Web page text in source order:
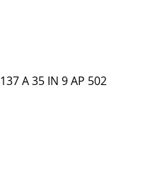
A 35 IN 9 AP 502